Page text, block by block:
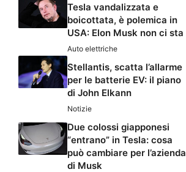
Tesla vandalizzata e
boicottata, è polemica in
USA: Elon Musk non ci sta
Auto elettriche
Stellantis, scatta l’allarme
per le batterie EV: il piano
di John Elkann
Notizie
Due colossi giapponesi
“entrano” in Tesla: cosa
può cambiare per l’azienda
di Musk